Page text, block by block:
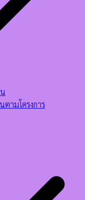
ตามโครงการ